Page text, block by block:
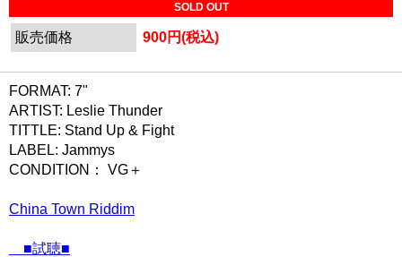
SOLD OUT
販売価格 900円(税込)
FORMAT: 7"
ARTIST: Leslie Thunder
TITTLE: Stand Up & Fight
LABEL: Jammys
CONDITION： VG＋
China Town Riddim
■試聴■